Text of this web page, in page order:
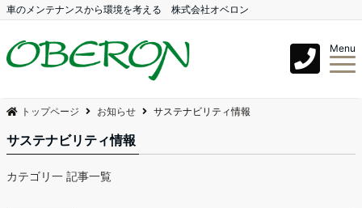
車のメンテナンスから環境を考える 株式会社オベロン
Menu
トップページ お知らせ サステナビリティ情報
サステナビリティ情報
カテゴリ一 記事一覧